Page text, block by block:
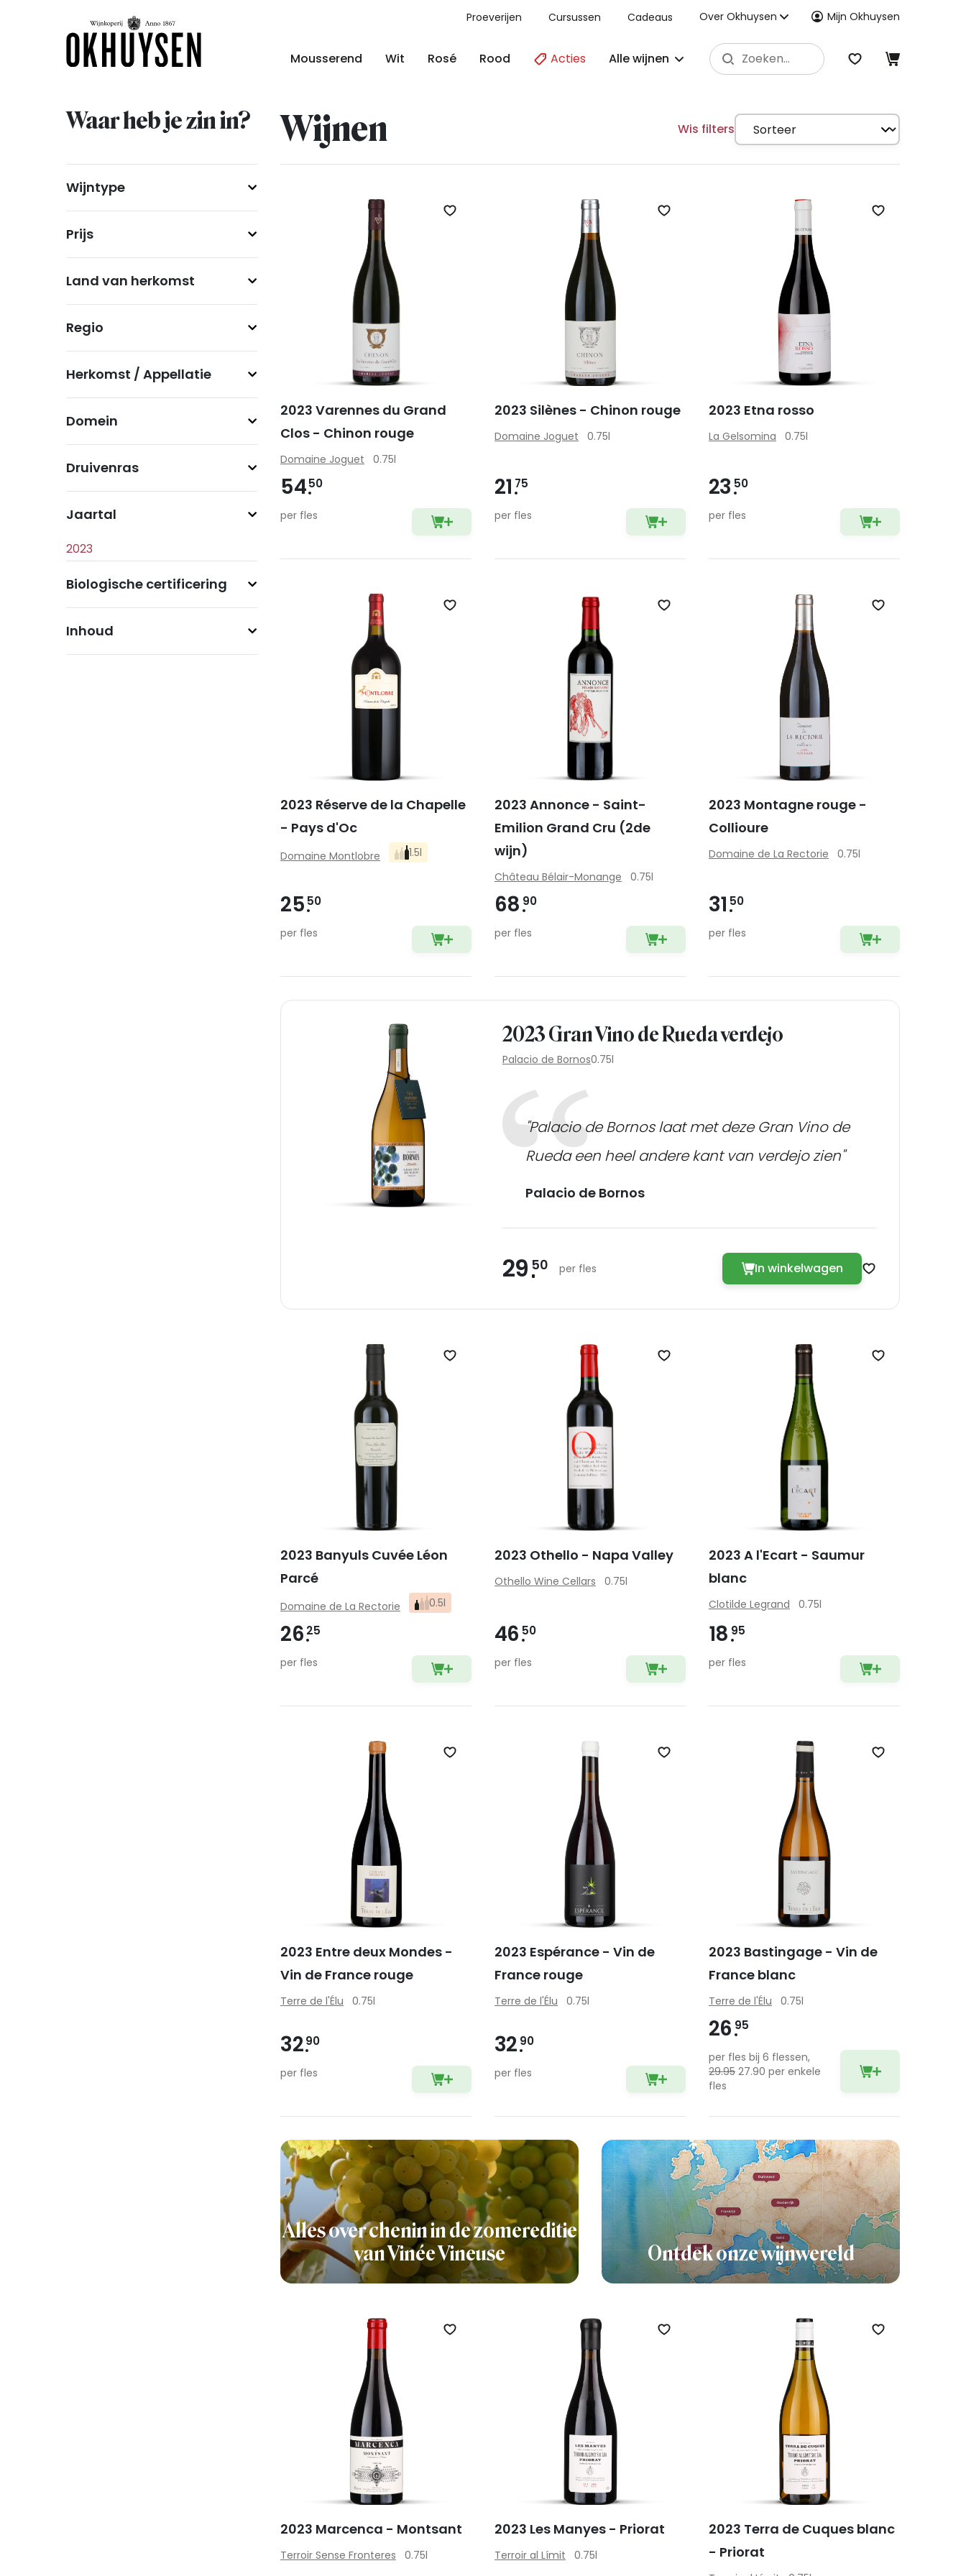
Proeverijen Cursussen Cadeaus Over Okhuysen Mijn Okhuysen
Mousserend Wit Rosé Rood Acties Alle wijnen
Waar heb je zin in? Wijnen Wis filters
Wijntype
Prijs
Land van herkomst
Regio
Herkomst / Appellatie
Domein
Druivenras
Jaartal
Biologische certificering
Inhoud
2023 Gran Vino de Rueda verdejo
Palacio de Bornos0.75l
"Palacio de Bornos laat met deze Gran Vino de
Rueda een heel andere kant van verdejo zien"
Palacio de Bornos
29 50 per fles In winkelwagen Zet op
Alles over chenin in de zomereditie
van Vinée Vineuse
Ontdek onze wijnwereld
Zet op verlanglijst
2023 Varennes du Grand
Clos - Chinon rouge
Domaine Joguet 0.75l
5450
per fles
Zet op verlanglijst
2023 Silènes - Chinon rouge
Domaine Joguet 0.75l
21 75
per fles
Zet op
2023 Etna rosso
La Gelsomina 0.75l
23 50
per fles
Zet op verlanglijst
2023 Réserve de la Chapelle
- Pays d'Oc
Domaine Montlobre 1.5l
25 50
per fles
Zet op verlanglijst
2023 Annonce - Saint-
Emilion Grand Cru (2de
wijn)
Château Bélair-Monange 0.75l
68 90
per fles
Zet op
2023 Montagne rouge -
Collioure
Domaine de La Rectorie 0.75l
31 50
per fles
Zet op verlanglijst
2023 Banyuls Cuvée Léon
Parcé
Domaine de La Rectorie 0.5l
26 25
per fles
Zet op verlanglijst
2023 Othello - Napa Valley
Othello Wine Cellars 0.75l
46 50
per fles
Zet op
2023 A l'Ecart - Saumur
blanc
Clotilde Legrand 0.75l
18 95
per fles
Zet op verlanglijst
2023 Entre deux Mondes -
Vin de France rouge
Terre de l'Élu 0.75l
3290
per fles
Zet op verlanglijst
2023 Espérance - Vin de
France rouge
Terre de l'Élu 0.75l
32 90
per fles
Zet op
2023 Bastingage - Vin de
France blanc
Terre de l'Élu 0.75l
26 95
per fles bij 6 flessen,
29.9527.90 per enkele
fles
Zet op verlanglijst
2023 Marcenca - Montsant
Terroir Sense Fronteres 0.75l
Zet op verlanglijst
2023 Les Manyes - Priorat
Terroir al Límit 0.75l
Zet op
2023 Terra de Cuques blanc
- Priorat